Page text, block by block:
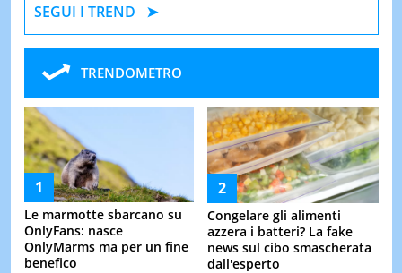
SEGUI I TREND
TRENDOMETRO
Le marmotte sbarcano su
OnlyFans: nasce
OnlyMarms ma per un fine
benefico
Congelare gli alimenti
azzera i batteri? La fake
news sul cibo smascherata
dall'esperto